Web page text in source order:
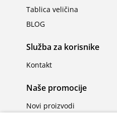
Tablica veličina
BLOG
Služba za korisnike
Kontakt
Naše promocije
Novi proizvodi